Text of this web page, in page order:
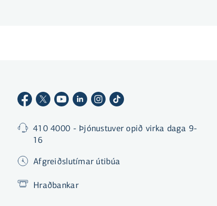
410 4000 - Þjónustuver opið virka daga 9-
16
Afgreiðslutímar útibúa
Hraðbankar